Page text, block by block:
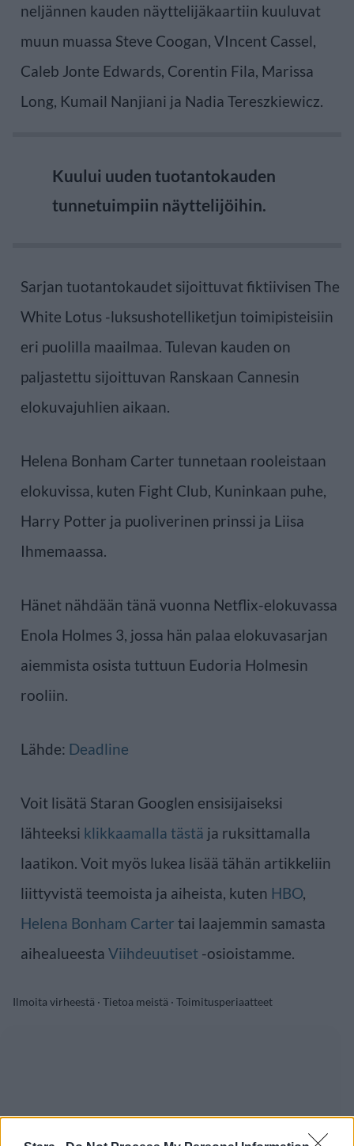
neljännen kauden näyttelijäkaartiin kuuluvat
muun muassa Steve Coogan, VIncent Cassel,
Caleb Jonte Edwards, Corentin Fila, Marissa
Long, Kumail Nanjiani ja Nadia Tereszkiewicz.
Kuului uuden tuotantokauden
tunnetuimpiin näyttelijöihin.
Sarjan tuotantokaudet sijoittuvat fiktiivisen The
White Lotus -luksushotelliketjun toimipisteisiin
eri puolilla maailmaa. Tulevan kauden on
paljastettu sijoittuvan Ranskaan Cannesin
elokuvajuhlien aikaan.
Helena Bonham Carter tunnetaan rooleistaan
elokuvissa, kuten Fight Club, Kuninkaan puhe,
Harry Potter ja puoliverinen prinssi ja Liisa
Ihmemaassa.
Hänet nähdään tänä vuonna Netflix-elokuvassa
Enola Holmes 3, jossa hän palaa elokuvasarjan
aiemmista osista tuttuun Eudoria Holmesin
rooliin.
Lähde: Deadline
Voit lisätä Staran Googlen ensisijaiseksi
lähteeksi klikkaamalla tästä ja ruksittamalla
laatikon. Voit myös lukea lisää tähän artikkeliin
liittyvistä teemoista ja aiheista, kuten HBO,
Helena Bonham Carter tai laajemmin samasta
aihealueesta Viihdeuutiset -osioistamme.
Ilmoita virheestä · Tietoa meistä · Toimitusperiaatteet